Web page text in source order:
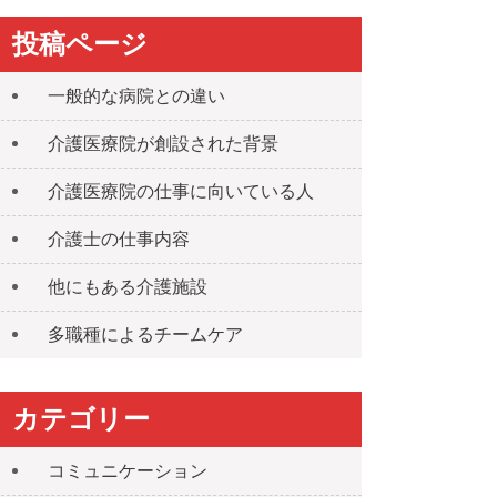
投稿ページ
一般的な病院との違い
介護医療院が創設された背景
介護医療院の仕事に向いている人
介護士の仕事内容
他にもある介護施設
多職種によるチームケア
カテゴリー
コミュニケーション